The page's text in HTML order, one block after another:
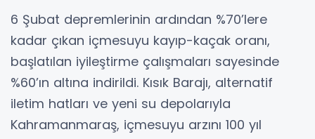
6 Şubat depremlerinin ardından %70’lere
kadar çıkan içmesuyu kayıp-kaçak oranı,
başlatılan iyileştirme çalışmaları sayesinde
%60’ın altına indirildi. Kısık Barajı, alternatif
iletim hatları ve yeni su depolarıyla
Kahramanmaraş, içmesuyu arzını 100 yıl